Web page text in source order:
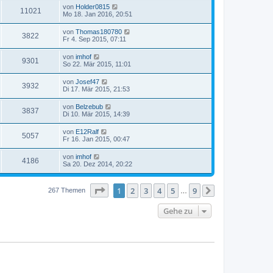
11021 von Holder0815
Mo 18. Jan 2016, 20:51
3822 von Thomas180780
Fr 4. Sep 2015, 07:11
9301 von imhof
So 22. Mär 2015, 11:01
3932 von Josef47
Di 17. Mär 2015, 21:53
3837 von Belzebub
Di 10. Mär 2015, 14:39
5057 von E12Ralf
Fr 16. Jan 2015, 00:47
4186 von imhof
Sa 20. Dez 2014, 20:22
267 Themen Seite von9
1 2 3 4 5 9
Gehe zu